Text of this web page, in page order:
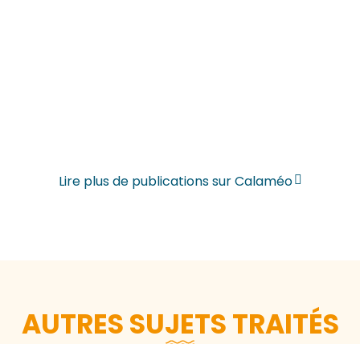
Lire plus de publications sur Calaméo
AUTRES SUJETS TRAITÉS